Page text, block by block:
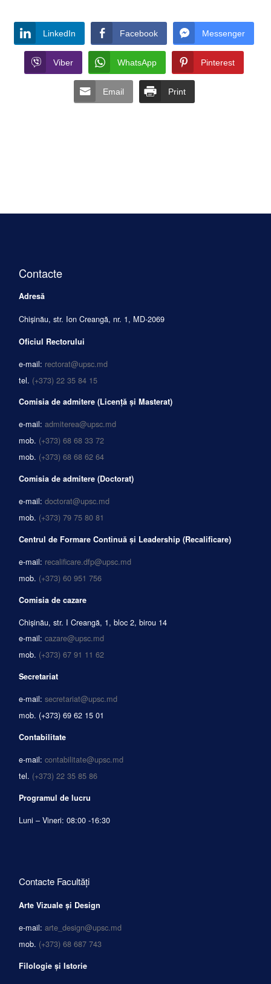
LinkedIn Facebook Messenger
Viber WhatsApp Pinterest
Email Print
Contacte
Adresă
Chișinău, str. Ion Creangă, nr. 1, MD-2069
Oficiul Rectorului
e-mail: rectorat@upsc.md
tel. (+373) 22 35 84 15
Comisia de admitere (Licență și Masterat)
e-mail: admiterea@upsc.md
mob. (+373) 68 68 33 72
mob. (+373) 68 68 62 64
Comisia de admitere (Doctorat)
e-mail: doctorat@upsc.md
mob. (+373) 79 75 80 81
Centrul de Formare Continuă și Leadership (Recalificare)
e-mail: recalificare.dfp@upsc.md
mob. (+373) 60 951 756
Comisia de cazare
Chișinău, str. I Creangă, 1, bloc 2, birou 14
e-mail: cazare@upsc.md
mob. (+373) 67 91 11 62
Secretariat
e-mail: secretariat@upsc.md
mob. (+373) 69 62 15 01
Contabilitate
e-mail: contabilitate@upsc.md
tel. (+373) 22 35 85 86
Programul de lucru
Luni – Vineri: 08:00 -16:30
Contacte Facultăți
Arte Vizuale și Design
e-mail: arte_design@upsc.md
mob. (+373) 68 687 743
Filologie și Istorie